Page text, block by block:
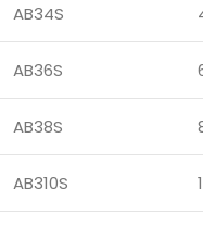
AB34S
AB36S
AB38S
AB310S